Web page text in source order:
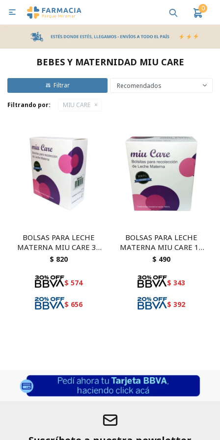
0

BEBES Y MATERNIDAD MIU CARE
Recomendados
Filtrando por: MIU CARE
BOLSAS PARA LECHE
MATERNA MIU CARE 30
UNIDADES
$ 820
$ 574
$ 656
BOLSAS PARA LECHE
MATERNA MIU CARE 15
UNIDADES
$ 490
$ 343
$ 392
MI CUENTA
Bebes y Maternidad Salud
Pañales y Toallitas
Higiene y Bienestar